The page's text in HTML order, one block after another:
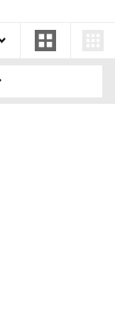
特集
から探す